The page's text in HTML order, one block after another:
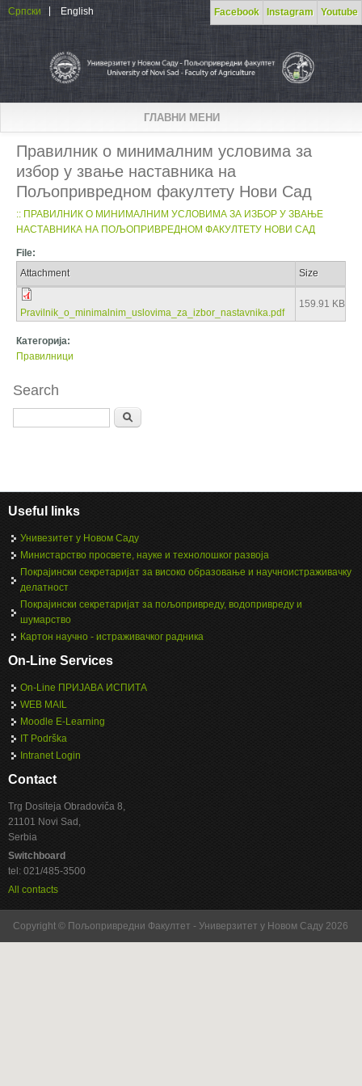
Skip to main content Facebook Instagram Youtube
Српски English
ГЛАВНИ МЕНИ
Правилник о минималним условима за
избор у звање наставника на
Пољопривредном факултету Нови Сад
:: ПРАВИЛНИК О МИНИМАЛНИМ УСЛОВИМА ЗА ИЗБОР У ЗВАЊЕ
НАСТАВНИКА НА ПОЉОПРИВРЕДНОМ ФАКУЛТЕТУ НОВИ САД
File:
Attachment
Size
Pravilnik_o_minimalnim_uslovima_za_izbor_nastavnika.pdf
159.91 KB
Категорија:
Правилници
Search
Useful links
Унивезитет у Новом Саду
Министарство просвете, науке и технолошког развоја
Покрајински секретаријат за високо образовање и научноистраживачку
делатност
Покрајински секретаријат за пољопривреду, водопривреду и
шумарство
Картон научно - истраживачког радника
On-Line Services
On-Line ПРИЈАВА ИСПИТА
WEB MAIL
Moodle E-Learning
IT Podrška
Intranet Login
Contact
Trg Dositeja Obradoviča 8,
21101 Novi Sad,
Serbia
Switchboard
tel: 021/485-3500
All contacts
Copyright © Пољопривредни Факултет - Универзитет у Новом Саду 2026